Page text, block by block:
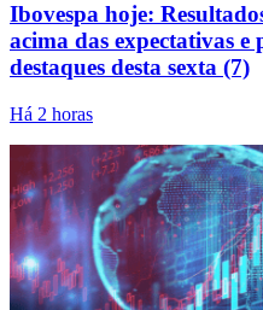
Ibovespa hoje:
acima das expectativas
destaques desta sexta (7)
Há 2 horas